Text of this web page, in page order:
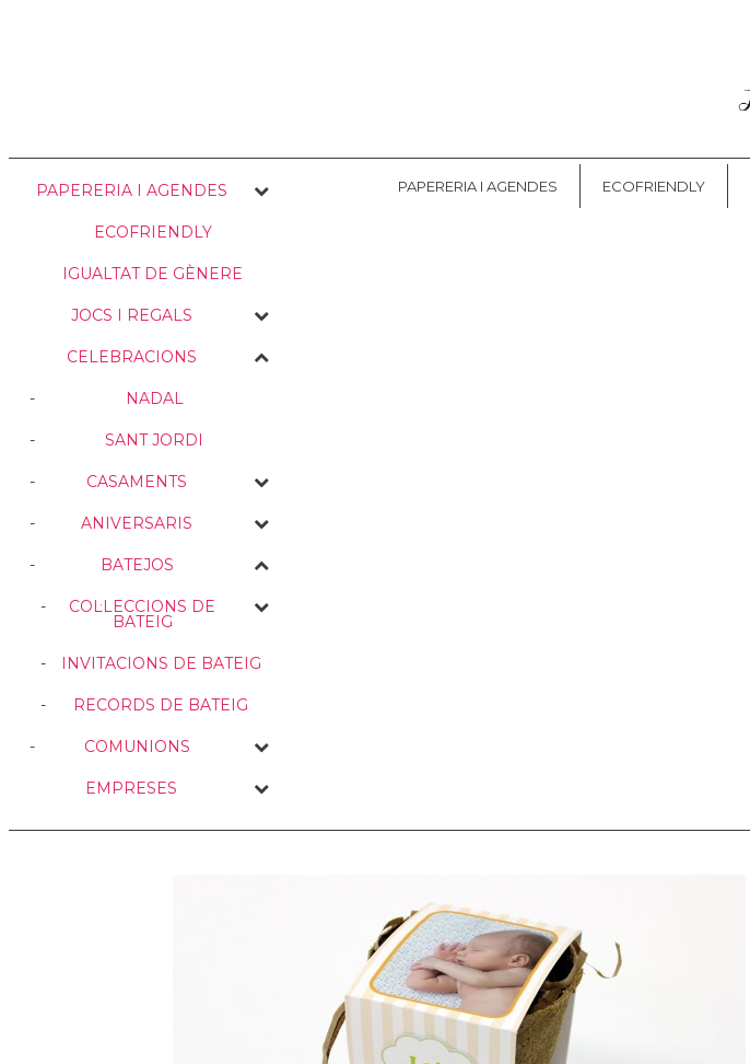
PAPERERIA I AGENDES ECOFRIENDLY
PAPERERIA I AGENDES
ECOFRIENDLY
IGUALTAT DE GÈNERE
JOCS I REGALS
CELEBRACIONS
NADAL
SANT JORDI
CASAMENTS
ANIVERSARIS
BATEJOS
COL·LECCIONS DE
BATEIG
INVITACIONS DE BATEIG
RECORDS DE BATEIG
COMUNIONS
EMPRESES